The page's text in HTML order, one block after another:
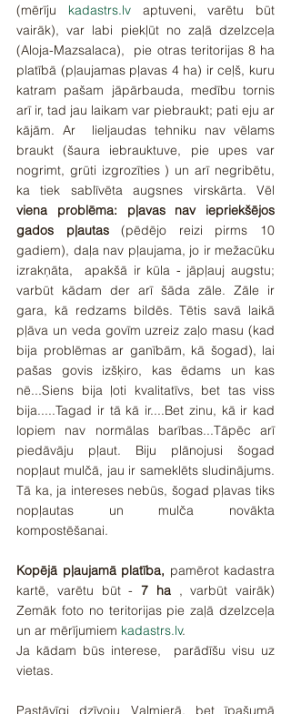
(mērīju kadastrs.lv aptuveni, varētu būt
vairāk), var labi piekļūt no zaļā dzelzceļa
(Aloja-Mazsalaca),  pie otras teritorijas 8 ha
platībā (pļaujamas pļavas 4 ha) ir ceļš, kuru
katram pašam jāpārbauda, medību tornis
arī ir, tad jau laikam var piebraukt; pati eju ar
kājām. Ar  lieljaudas tehniku nav vēlams
braukt (šaura iebrauktuve, pie upes var
nogrimt, grūti izgrozīties ) un arī negribētu,
viena problēma: pļavas nav iepriekšējos
gados pļautas (pēdējo reizi pirms 10
gadiem), daļa nav pļaujama, jo ir mežacūku
izrakņāta,  apakšā ir kūla - jāpļauj augstu;
varbūt kādam der arī šāda zāle. Zāle ir
gara, kā redzams bildēs. Tētis savā laikā
pļāva un veda govīm uzreiz zaļo masu (kad
bija problēmas ar ganībām, kā šogad), lai
pašas govis izšķiro, kas ēdams un kas
nē...Siens bija ļoti kvalitatīvs, bet tas viss
bija.....Tagad ir tā kā ir....Bet zinu, kā ir kad
lopiem nav normālas barības...Tāpēc arī
piedāvāju pļaut. Biju plānojusi šogad
nopļaut mulčā, jau ir sameklēts sludinājums.
Tā ka, ja intereses nebūs, šogad pļavas tiks
nopļautas un mulča novākta
kompostēšanai.
Kopējā pļaujamā platība, pamērot kadastra
kartē, varētu būt - 7 ha , varbūt vairāk)
Zemāk foto no teritorijas pie zaļā dzelzceļa
un ar mērījumiem kadastrs.lv.
Ja kādam būs interese,  parādīšu visu uz
vietas.
Pastāvīgi dzīvoju Valmierā, bet īpašumā